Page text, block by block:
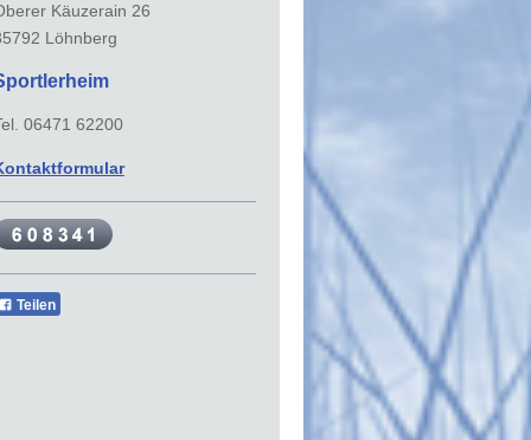
Käuzerain 26
Löhnberg
06471 62200
Teilen